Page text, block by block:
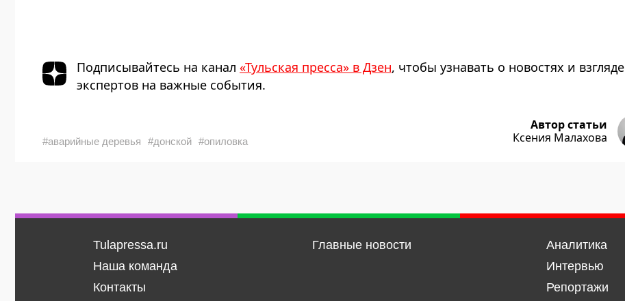
Подписывайтесь на канал «Тульская пресса» в Дзен, чтобы узнавать о новостях и взгляде
экспертов на важные события.
#аварийные деревья #донской #опиловка
Автор статьи
Ксения Малахова
Tulapressa.ru
Наша команда
Контакты
Главные новости
Аналитика
Интервью
Репортажи